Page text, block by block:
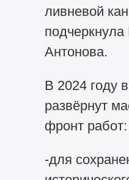
ливневой
подчеркнула
Антонова.
В 2024 году
развёрнут
фронт работ:
-для